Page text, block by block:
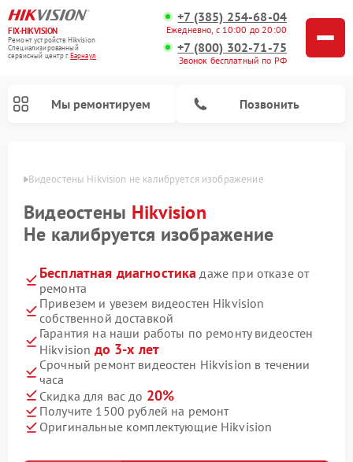
FIX-HIKVISION
Ремонт устройств Hikvision
Специализированный
cервисный центр г.Барнаул
+7 (385) 254-68-04
Ежедневно, с 10:00 до 20:00
+7 (800) 302-71-75
Звонок бесплатный по РФ
Мы ремонтируем Позвонить
Видеостены Hikvision не калибруется изображение
Видеостены Hikvision
Не калибруется изображение
Бесплатная диагностика даже при отказе от
ремонта
Привезем и увезем видеостен Hikvision
собственной доставкой
Гарантия на наши работы по ремонту видеостен
Hikvision до 3-х лет
Срочный ремонт видеостен Hikvision в течении
часа
Скидка для вас до 20%
Получите 1500 рублей на ремонт
Оригинальные комплектующие Hikvision